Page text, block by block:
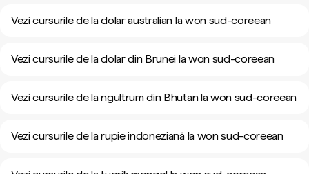
Vezi cursurile de la dolar australian la won sud-coreean
Vezi cursurile de la dolar din Brunei la won sud-coreean
Vezi cursurile de la ngultrum din Bhutan la won sud-coreean
Vezi cursurile de la rupie indoneziană la won sud-coreean